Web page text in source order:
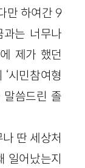
만 하여간 9
과는 너무나
제가 했던
시민참여형
말씀드린 졸
딴 세상처
일어났는지